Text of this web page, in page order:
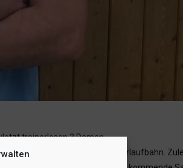
trainerlosen 2.Damen.
begann seine Trainerlaufbahn.